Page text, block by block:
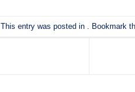
This entry was posted in . Bookmark